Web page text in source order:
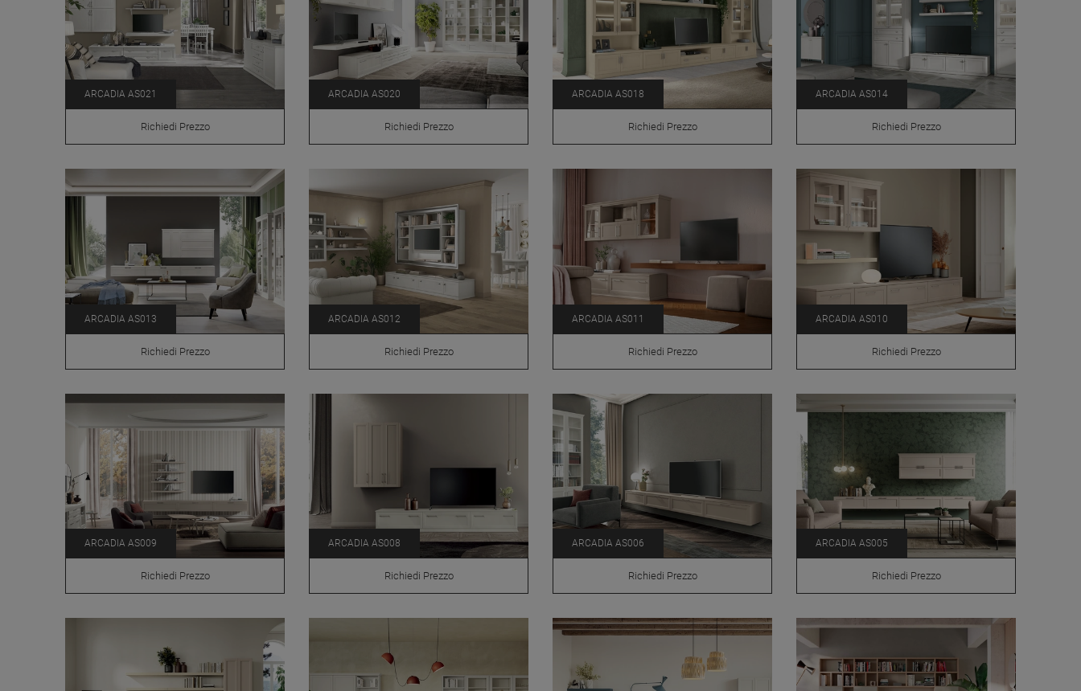
ARCADIA AS021
Richiedi Prezzo
ARCADIA AS020
Richiedi Prezzo
ARCADIA AS018
Richiedi Prezzo
ARCADIA AS014
Richiedi Prezzo
ARCADIA AS013
Richiedi Prezzo
ARCADIA AS012
Richiedi Prezzo
ARCADIA AS011
Richiedi Prezzo
ARCADIA AS010
Richiedi Prezzo
ARCADIA AS009
Richiedi Prezzo
ARCADIA AS008
Richiedi Prezzo
ARCADIA AS006
Richiedi Prezzo
ARCADIA AS005
Richiedi Prezzo